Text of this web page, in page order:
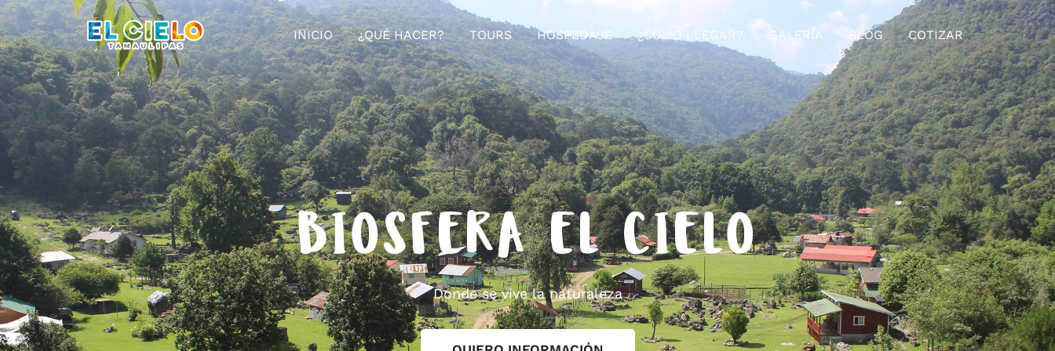
INICIO ¿QUÉ HACER? TOURS HOSPEDAJE ¿CÓMO LLEGAR? GALERÍA BLOG COTIZAR
BIOSFERA EL CIELO
Donde se vive la naturaleza